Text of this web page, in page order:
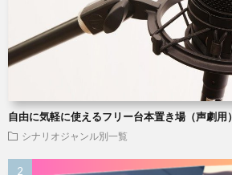
自由に気軽に使えるフリー台本置き場（声劇用）
シナリオジャンル別一覧